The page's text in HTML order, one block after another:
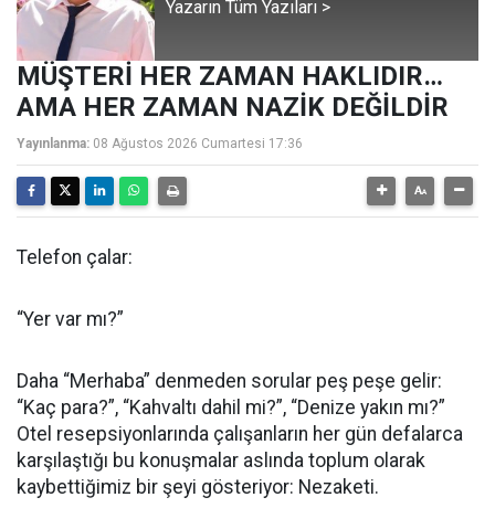
Yazarın Tüm Yazıları >
MÜŞTERİ HER ZAMAN HAKLIDIR…
AMA HER ZAMAN NAZİK DEĞİLDİR
Yayınlanma: 08 Ağustos 2026 Cumartesi 17:36
Telefon çalar:
“Yer var mı?”
Daha “Merhaba” denmeden sorular peş peşe gelir:
“Kaç para?”, “Kahvaltı dahil mi?”, “Denize yakın mı?”
Otel resepsiyonlarında çalışanların her gün defalarca
karşılaştığı bu konuşmalar aslında toplum olarak
kaybettiğimiz bir şeyi gösteriyor: Nezaketi.